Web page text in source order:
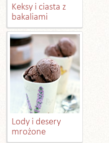
Keksy i ciasta z
bakaliami
Lody i desery
mrożone